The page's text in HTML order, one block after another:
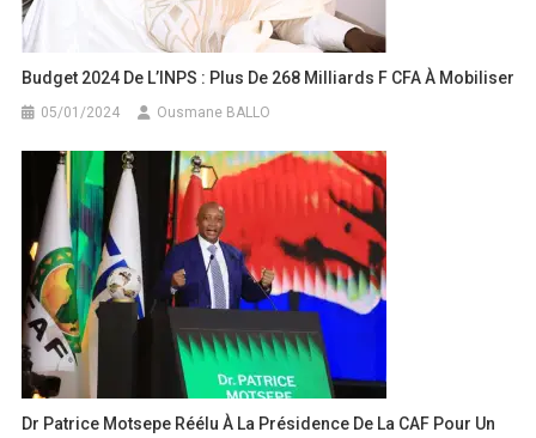
Budget 2024 De L’INPS : Plus De 268 Milliards F CFA À Mobiliser
05/01/2024 Ousmane BALLO
Dr Patrice Motsepe Réélu À La Présidence De La CAF Pour Un